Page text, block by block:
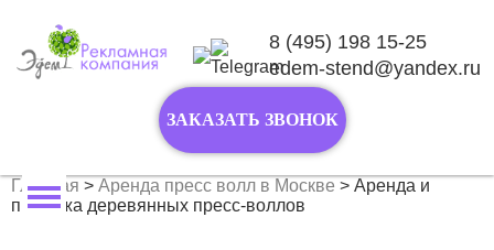
Перейти
8 (495) 198 15-25
edem-stend@yandex.ru
ЗАКАЗАТЬ ЗВОНОК
Главная > Аренда пресс волл в Москве > Аренда и
продажа деревянных пресс-воллов